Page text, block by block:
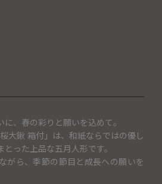
、春の彩りと願いを込めて。
大鍬 箱付」は、和紙ならではの優し
った上品な五月人形です。
がら、季節の節目と成長への願いを